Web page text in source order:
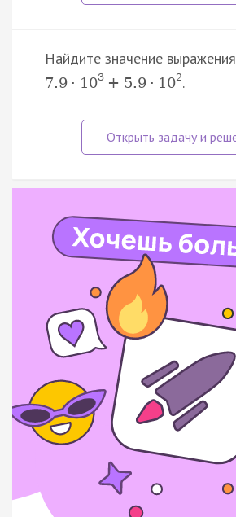
Найдите значение выражения
7.9 · 103 + 5.9 · 102.